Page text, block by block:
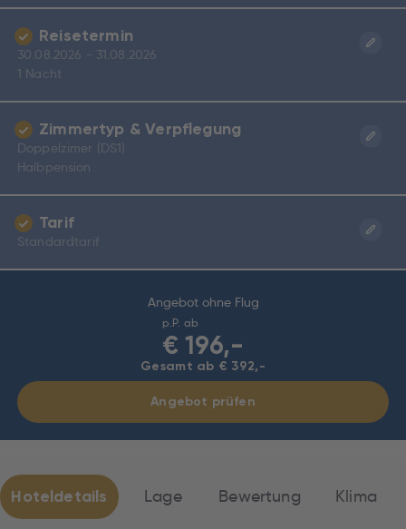
Angebot ohne Flug
p.P. ab
€ 196,-
Gesamt ab € 392,-
Angebot prüfen
Reisetermin
30.08.2026 - 31.08.2026
1 Nacht
Zimmertyp & Verpflegung
Doppelzimer (DS1)
Halbpension
Tarif
Standardtarif
Hoteldetails Lage Bewertung Klima